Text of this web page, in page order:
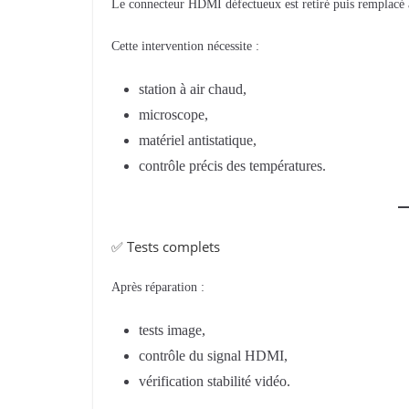
Le connecteur HDMI défectueux est retiré puis
Cette intervention nécessite :
station à air chaud,
microscope,
matériel antistatique,
contrôle précis des températures.
✅ Tests complets
Après réparation :
tests image,
contrôle du signal HDMI,
vérification stabilité vidéo.